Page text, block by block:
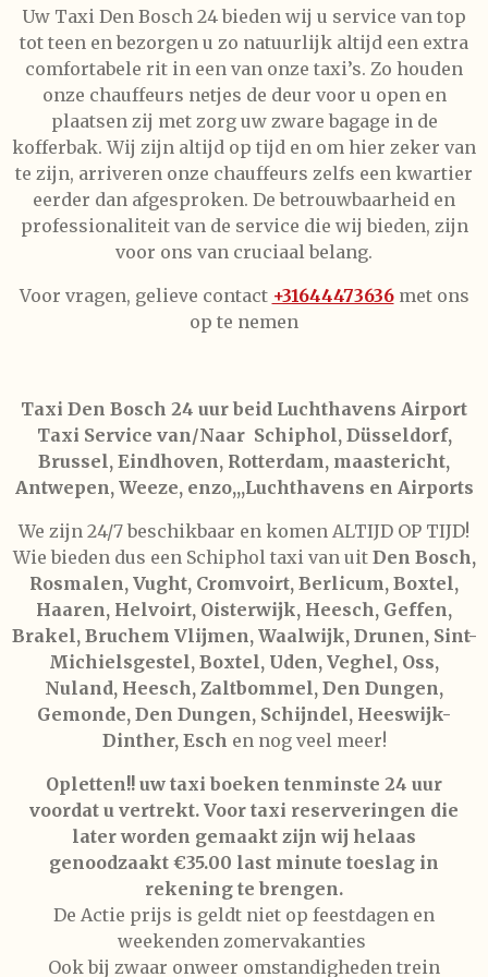
Uw Taxi Den Bosch 24 bieden wij u service van top
tot teen en bezorgen u zo natuurlijk altijd een extra
comfortabele rit in een van onze taxi’s. Zo houden
onze chauffeurs netjes de deur voor u open en
plaatsen zij met zorg uw zware bagage in de
kofferbak. Wij zijn altijd op tijd en om hier zeker van
te zijn, arriveren onze chauffeurs zelfs een kwartier
eerder dan afgesproken. De betrouwbaarheid en
professionaliteit van de service die wij bieden, zijn
voor ons van cruciaal belang.
Voor vragen, gelieve contact +31644473636 met ons
op te nemen
Taxi Den Bosch 24 uur beid Luchthavens Airport
Taxi Service van/Naar Schiphol, Düsseldorf,
Brussel, Eindhoven, Rotterdam, maastericht,
Antwepen, Weeze, enzo,,,Luchthavens en Airports
We zijn 24/7 beschikbaar en komen ALTIJD OP TIJD!
Wie bieden dus een Schiphol taxi van uit Den Bosch,
Rosmalen, Vught, Cromvoirt, Berlicum, Boxtel,
Haaren, Helvoirt, Oisterwijk, Heesch, Geffen,
Brakel, Bruchem Vlijmen, Waalwijk, Drunen, Sint-
Michielsgestel, Boxtel, Uden, Veghel, Oss,
Nuland, Heesch, Zaltbommel, Den Dungen,
Gemonde, Den Dungen, Schijndel, Heeswijk-
Dinther, Esch en nog veel meer!
Opletten!! uw taxi boeken tenminste 24 uur
voordat u vertrekt. Voor taxi reserveringen die
later worden gemaakt zijn wij helaas
genoodzaakt €35.00 last minute toeslag in
rekening te brengen.
De Actie prijs is geldt niet op feestdagen en
weekenden zomervakanties
Ook bij zwaar onweer omstandigheden trein